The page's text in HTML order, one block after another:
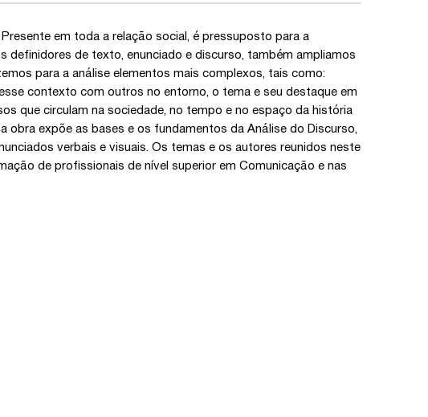
em toda a relação social, é pressuposto para a
definidores de texto, enunciado e discurso, também ampliamos
para a análise elementos mais complexos, tais como:
contexto com outros no entorno, o tema e seu destaque em
que circulam na sociedade, no tempo e no espaço da história
obra expõe as bases e os fundamentos da Análise do Discurso,
verbais e visuais. Os temas e os autores reunidos neste
de profissionais de nível superior em Comunicação e nas